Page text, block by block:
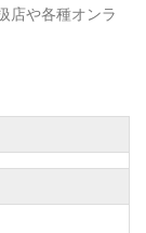
店や各種オンラ